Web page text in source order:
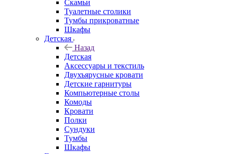
Скамьи
Туалетные столики
Тумбы прикроватные
Шкафы
Детская
Назад
Детская
Аксессуары и текстиль
Двухъярусные кровати
Детские гарнитуры
Компьютерные столы
Комоды
Кровати
Полки
Сундуки
Тумбы
Шкафы